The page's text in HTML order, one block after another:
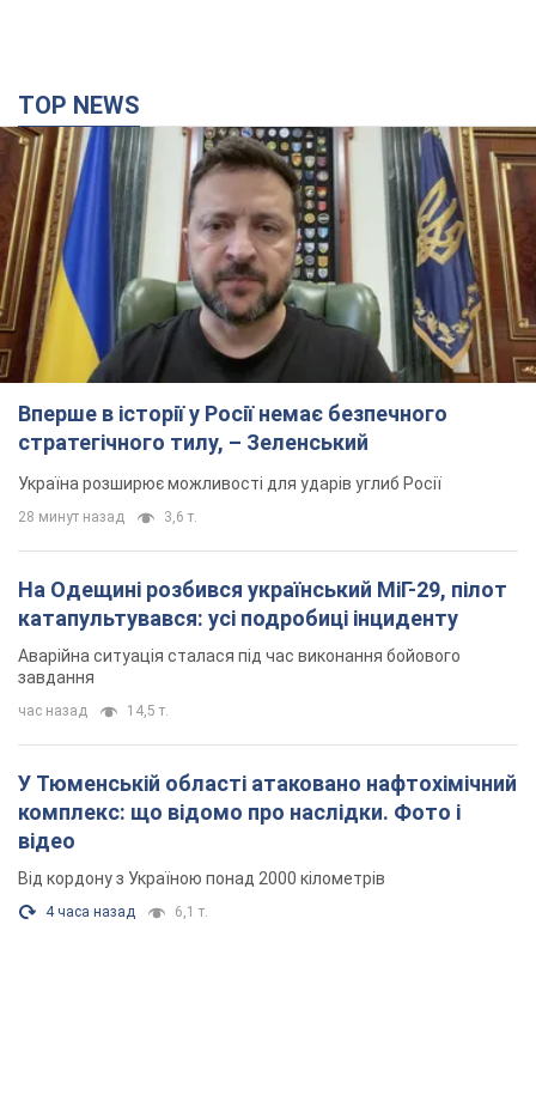
TOP NEWS
Вперше в історії у Росії немає безпечного
стратегічного тилу, – Зеленський
Україна розширює можливості для ударів углиб Росії
28 минут назад 3,6 т.
На Одещині розбився український МіГ-29, пілот
катапультувався: усі подробиці інциденту
Аварійна ситуація сталася під час виконання бойового
завдання
час назад 14,5 т.
У Тюменській області атаковано нафтохімічний
комплекс: що відомо про наслідки. Фото і
відео
Від кордону з Україною понад 2000 кілометрів
4 часа назад 6,1 т.